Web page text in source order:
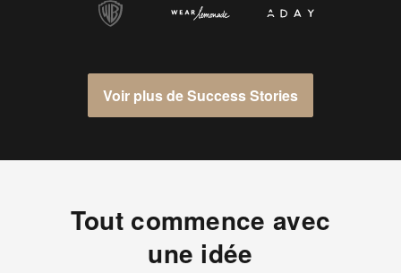
Voir plus de Success Stories
Tout commence avec
une idée